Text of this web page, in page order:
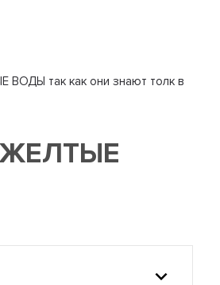
ВОДЫ так как они знают толк в
ЖЕЛТЫЕ